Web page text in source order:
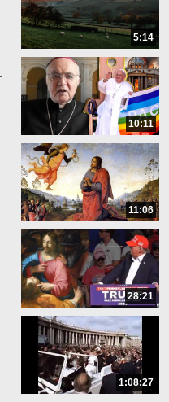
5:14
10:11
11:06
28:21
1:08:27